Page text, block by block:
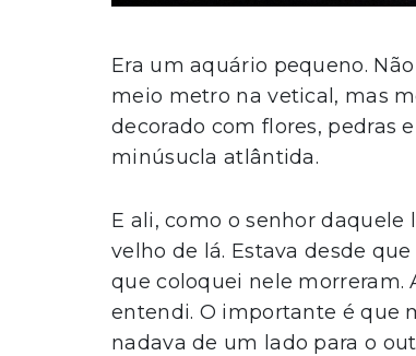
Era um aquário pequeno.
meio metro na vetical, mas
decorado com flores, pedras
minúsucla atlântida.
E ali, como o senhor daquele
velho de lá. Estava desde
que coloquei nele morreram.
entendi. O importante é que
nadava de um lado para o